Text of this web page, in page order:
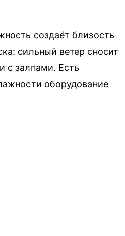
создаёт близость
сильный ветер сносит
с залпами. Есть
оборудование